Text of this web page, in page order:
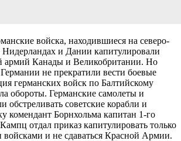
войска, находившиеся на северо-
Нидерландах и Дании капитулировали
армий Канады и Великобритании. Но
не прекратили вести боевые
германских войск по Балтийскому
обороты. Германские самолеты и
обстреливать советские корабли и
комендант Борнхольма капитан 1-го
отдал приказ капитулировать только
войсками и не сдаваться Красной Армии.